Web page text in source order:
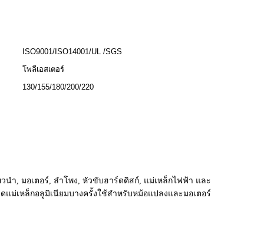
ISO9001/ISO14001/UL /SGS
โพลีเอสเตอร์
130/155/180/200/220
ำ, มอเตอร์, ลำโพง, หัวขับฮาร์ดดิสก์, แม่เหล็กไฟฟ้า และ
ม่เหล็กอลูมิเนียมบางครั้งใช้สำหรับหม้อแปลงและมอเตอร์